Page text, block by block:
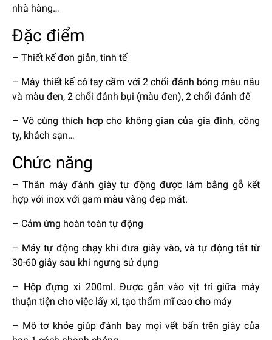
nhà hàng…
Đặc điểm
– Thiết kế đơn giản, tinh tế
– Máy thiết kế có tay cầm với 2 chổi đánh bóng màu nâu
và màu đen, 2 chổi đánh bụi (màu đen), 2 chổi đánh đế
– Vô cùng thích hợp cho không gian của gia đình, công
ty, khách sạn…
Chức năng
– Thân máy đánh giày tự động được làm bằng gỗ kết
hợp với inox với gam màu vàng đẹp mắt.
– Cảm ứng hoàn toàn tự động
– Máy tự động chạy khi đưa giày vào, và tự động tắt từ
30-60 giây sau khi ngưng sử dụng
– Hộp đựng xi 200ml. Được gắn vào vịt trí giữa máy
thuận tiện cho việc lấy xi, tạo thẩm mĩ cao cho máy
– Mô tơ khỏe giúp đánh bay mọi vết bẩn trên giày của